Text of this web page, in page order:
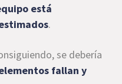
está
.
se debería
fallan y